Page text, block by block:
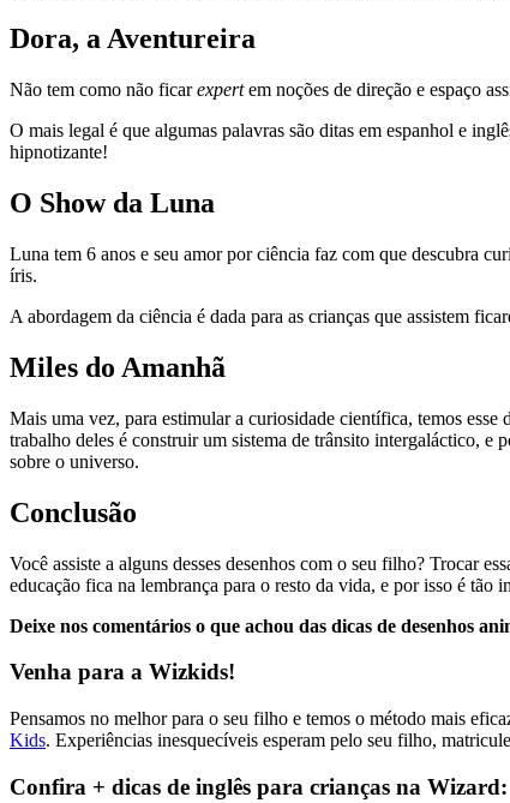
Dora, a Aventureira
Não tem como não ficarexpertem noções de direção e espaço
O mais legal é que algumas palavras são ditas em espanhol e
hipnotizante!
O Show da Luna
Luna tem 6 anos e seu amor por ciência faz com que descubra
íris.
A abordagem da ciência é dada para as crianças que assistem
Miles do Amanhã
Mais uma vez, para estimular a curiosidade científica, temos
trabalho deles é construir um sistema de trânsito intergaláctico, e
sobre o universo.
Conclusão
Você assiste a alguns desses desenhos com o seu filho? Trocar
educação fica na lembrança para o resto da vida, e por isso é tão
Deixe nos comentários o que achou das dicas de desenhos
Venha para a Wizkids!
Pensamos no melhor para o seu filho e temos o método mais
Kids. Experiências inesquecíveis esperam pelo seu filho,
Confira + dicas de inglês para crianças na Wizard: